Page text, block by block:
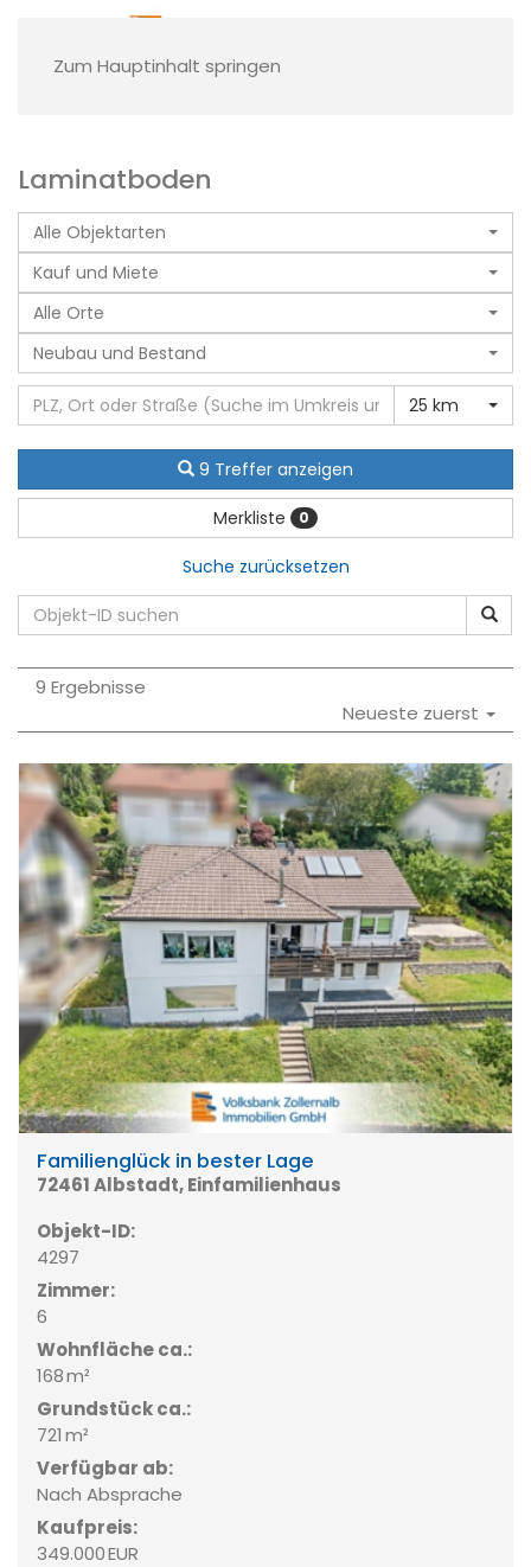
Zum Hauptinhalt springen
Laminatboden
Alle Objektarten
Kauf und Miete
Alle Orte
Neubau und Bestand
25 km
9 Treffer anzeigen
Merkliste 0
Suche zurücksetzen
9 Ergebnisse
Neueste zuerst
Familienglück in bester Lage
72461 Albstadt, Einfamilienhaus
Objekt-ID:
4297
Zimmer:
6
Wohnfläche ca.:
168 m²
Grund­stück ca.:
721 m²
Verfügbar ab:
Nach Absprache
Kaufpreis:
349.000 EUR